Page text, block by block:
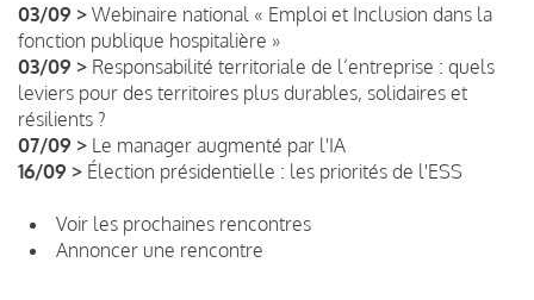
03/09 > Webinaire national « Emploi et Inclusion dans la
fonction publique hospitalière »
03/09 > Responsabilité territoriale de l’entreprise : quels
leviers pour des territoires plus durables, solidaires et
résilients ?
07/09 > Le manager augmenté par l'IA
16/09 > Élection présidentielle : les priorités de l'ESS
Voir les prochaines rencontres
Annoncer une rencontre